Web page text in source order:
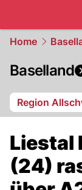
Home
Baselland
Region
Liestal
(24)